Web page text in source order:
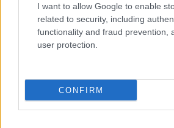
I want to allow Google to enable
related to security, including
functionality and fraud prevention,
user protection.
CONFIRM
ESG Report 2025: Πώς η ΑΒ